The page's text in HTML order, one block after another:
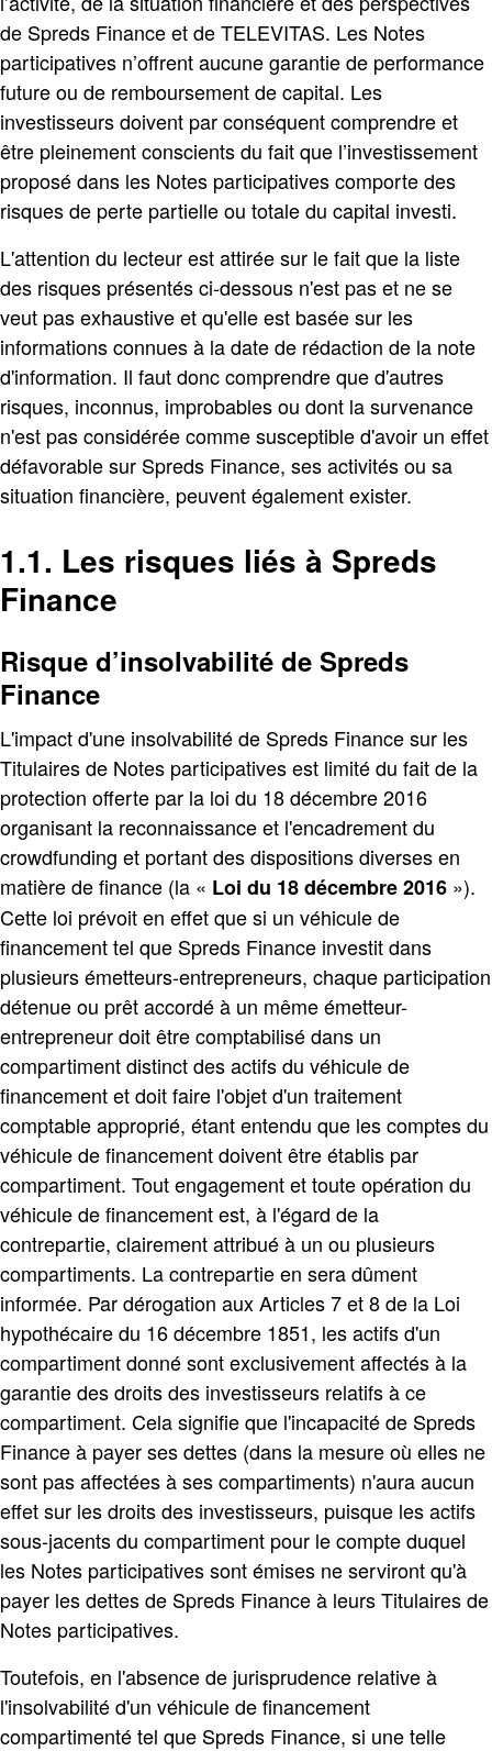
de Spreds Finance et de TELEVITAS. Les Notes
participatives n’offrent aucune garantie de performance
future ou de remboursement de capital. Les
investisseurs doivent par conséquent comprendre et
être pleinement conscients du fait que l’investissement
proposé dans les Notes participatives comporte des
risques de perte partielle ou totale du capital investi.
L'attention du lecteur est attirée sur le fait que la liste
des risques présentés ci-dessous n'est pas et ne se
veut pas exhaustive et qu'elle est basée sur les
informations connues à la date de rédaction de la note
d'information. Il faut donc comprendre que d'autres
risques, inconnus, improbables ou dont la survenance
n'est pas considérée comme susceptible d'avoir un effet
défavorable sur Spreds Finance, ses activités ou sa
situation financière, peuvent également exister.
1.1. Les risques liés à Spreds
Finance
Risque d’insolvabilité de Spreds
Finance
L'impact d'une insolvabilité de Spreds Finance sur les
Titulaires de Notes participatives est limité du fait de la
protection offerte par la loi du 18 décembre 2016
organisant la reconnaissance et l'encadrement du
crowdfunding et portant des dispositions diverses en
matière de finance (la « Loi du 18 décembre 2016 »).
Cette loi prévoit en effet que si un véhicule de
financement tel que Spreds Finance investit dans
plusieurs émetteurs-entrepreneurs, chaque participation
détenue ou prêt accordé à un même émetteur-
entrepreneur doit être comptabilisé dans un
compartiment distinct des actifs du véhicule de
financement et doit faire l'objet d'un traitement
comptable approprié, étant entendu que les comptes du
véhicule de financement doivent être établis par
compartiment. Tout engagement et toute opération du
véhicule de financement est, à l'égard de la
contrepartie, clairement attribué à un ou plusieurs
compartiments. La contrepartie en sera dûment
informée. Par dérogation aux Articles 7 et 8 de la Loi
hypothécaire du 16 décembre 1851, les actifs d'un
compartiment donné sont exclusivement affectés à la
garantie des droits des investisseurs relatifs à ce
compartiment. Cela signifie que l'incapacité de Spreds
Finance à payer ses dettes (dans la mesure où elles ne
sont pas affectées à ses compartiments) n'aura aucun
effet sur les droits des investisseurs, puisque les actifs
sous-jacents du compartiment pour le compte duquel
les Notes participatives sont émises ne serviront qu'à
payer les dettes de Spreds Finance à leurs Titulaires de
Notes participatives.
Toutefois, en l'absence de jurisprudence relative à
l'insolvabilité d'un véhicule de financement
compartimenté tel que Spreds Finance, si une telle